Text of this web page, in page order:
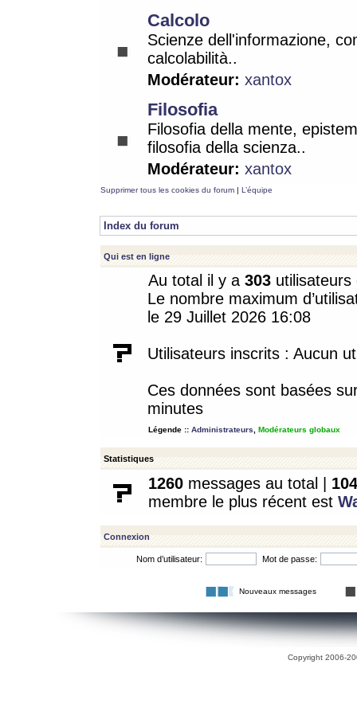
Calcolo
Scienze dell'informazione,
calcolabilità..
Modérateur: xantox
Filosofia
Filosofia della mente,
filosofia della scienza..
Modérateur: xantox
Supprimer tous les cookies du forum | L’équipe
Index du forum
Qui est en ligne
Au total il y a 303
Le nombre maximum
le 29 Juillet 2026 16:08
Utilisateurs inscrits : Aucun
Ces données sont basées
minutes
Légende :: Administrateurs Modérateurs globaux
Statistiques
1260 messages au total | 104
membre le plus récent est
Connexion
Nom d’utilisateur: Mot de passe:
Nouveaux messages
Copyright 2006-